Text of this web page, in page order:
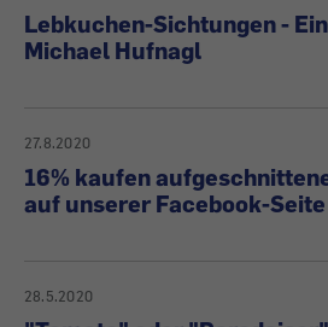
Lebkuchen-Sichtungen -
Michael Hufnagl
27.8.2020
16% kaufen
auf unserer Facebook-Seite
28.5.2020